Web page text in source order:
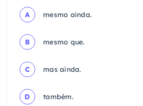
A mesmo ainda.
B mesmo que.
C mas ainda.
D também.